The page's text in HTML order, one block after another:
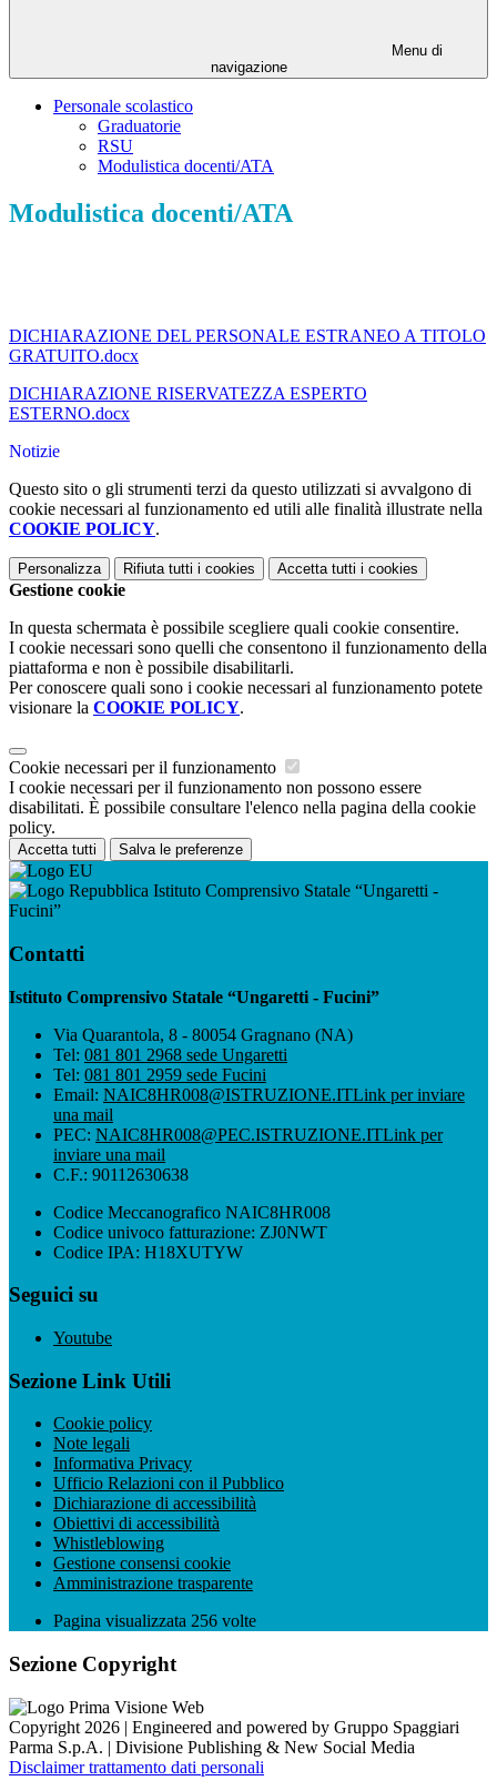
Menu di
navigazione
Personale scolastico
Graduatorie
RSU
Modulistica docenti/ATA
Modulistica docenti/ATA
DICHIARAZIONE DEL PERSONALE ESTRANEO A TITOLO
GRATUITO.docx
DICHIARAZIONE RISERVATEZZA ESPERTO
ESTERNO.docx
Notizie
Questo sito o gli strumenti terzi da questo utilizzati si avvalgono di
cookie necessari al funzionamento ed utili alle finalità illustrate nella
COOKIE POLICY.
Personalizza Rifiuta tutti i cookies Accetta tutti i cookies
Gestione cookie
In questa schermata è possibile scegliere quali cookie consentire.
I cookie necessari sono quelli che consentono il funzionamento della
piattaforma e non è possibile disabilitarli.
Per conoscere quali sono i cookie necessari al funzionamento potete
visionare la COOKIE POLICY.
Cookie necessari per il funzionamento
I cookie necessari per il funzionamento non possono essere
disabilitati. È possibile consultare l'elenco nella pagina della cookie
policy.
Accetta tutti Salva le preferenze
Istituto Comprensivo Statale “Ungaretti -
Fucini”
Contatti
Istituto Comprensivo Statale “Ungaretti - Fucini”
Via Quarantola, 8 - 80054 Gragnano (NA)
Tel: 081 801 2968 sede Ungaretti
Tel: 081 801 2959 sede Fucini
Email: NAIC8HR008@ISTRUZIONE.ITLink per inviare
una mail
PEC: NAIC8HR008@PEC.ISTRUZIONE.ITLink per
inviare una mail
C.F.: 90112630638
Codice Meccanografico NAIC8HR008
Codice univoco fatturazione: ZJ0NWT
Codice IPA: H18XUTYW
Seguici su
Youtube
Sezione Link Utili
Cookie policy
Note legali
Informativa Privacy
Ufficio Relazioni con il Pubblico
Dichiarazione di accessibilità
Obiettivi di accessibilità
Whistleblowing
Gestione consensi cookie
Amministrazione trasparente
Pagina visualizzata 256 volte
Sezione Copyright
Copyright 2026 | Engineered and powered by Gruppo Spaggiari
Parma S.p.A. | Divisione Publishing & New Social Media
Disclaimer trattamento dati personali